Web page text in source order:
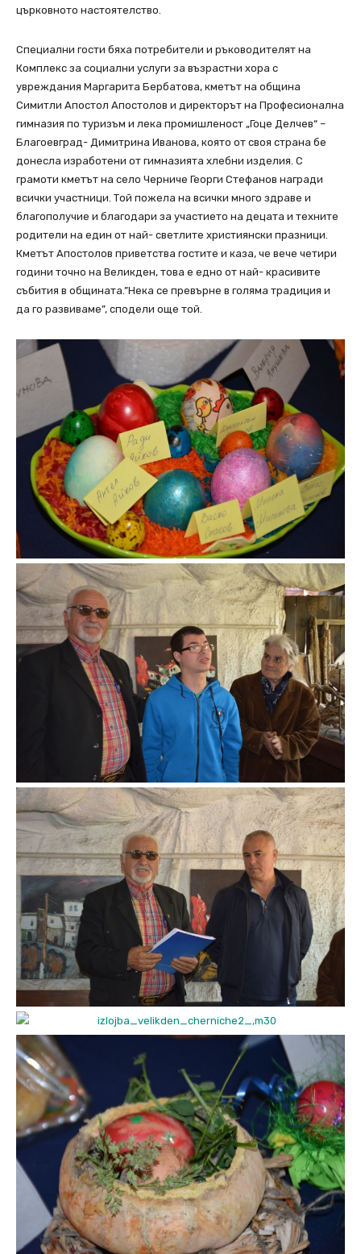
църковното настоятелство.
Специални гости бяха потребители и ръководителят на
Комплекс за социални услуги за възрастни хора с
увреждания Маргарита Бербатова, кметът на община
Симитли Апостол Апостолов и директорът на Професионална
гимназия по туризъм и лека промишленост „Гоце Делчев“ –
Благоевград- Димитрина Иванова, която от своя страна бе
донесла изработени от гимназията хлебни изделия. С
грамоти кметът на село Черниче Георги Стефанов награди
всички участници. Той пожела на всички много здраве и
благополучие и благодари за участието на децата и техните
родители на един от най- светлите християнски празници.
Кметът Апостолов приветства гостите и каза, че вече четири
години точно на Великден, това е едно от най- красивите
събития в общината.”Нека се превърне в голяма традиция и
да го развиваме”, сподели още той.